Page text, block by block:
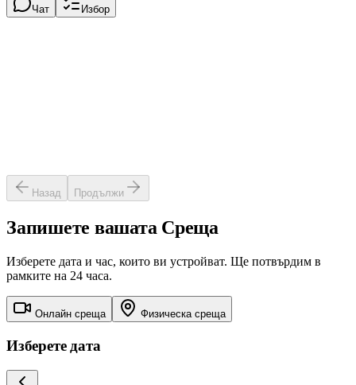
Чат Избор
Назад Продължи
Запишете вашата Среща
Изберете дата и час, които ви устройват. Ще потвърдим в
рамките на 24 часа.
Онлайн среща Физическа среща
Изберете дата